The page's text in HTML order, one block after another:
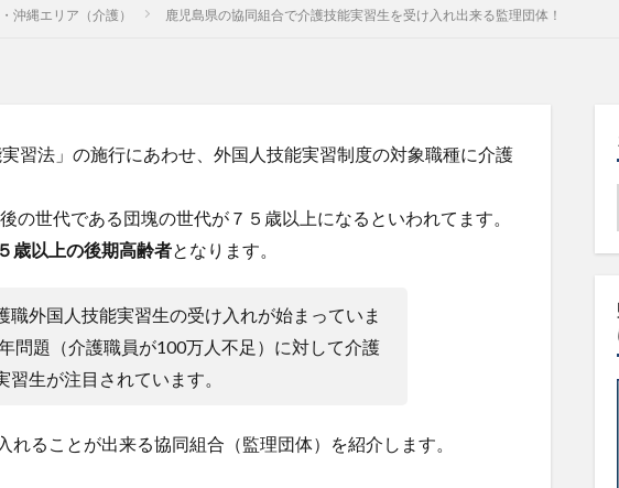
沖縄エリア（介護） 鹿児島県の協同組合で介護技能実習生を受け入れ出来る監理団体！
習法」の施行にあわせ、外国人技能実習制度の対象職種に介護
の世代である団塊の世代が７５歳以上になるといわれてます。
歳以上の後期高齢者となります。
職外国人技能実習生の受け入れが始まっていま
問題（介護職員が100万人不足）に対して介護
習生が注目されています。
れることが出来る協同組合（監理団体）を紹介します。